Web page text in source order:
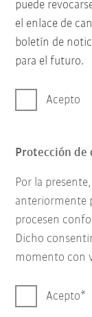
puede
el enlace de
boletín de
para el futuro.
Acepto
Protección de
Por la
anteriormente
procesen
Dicho
momento con
Acepto